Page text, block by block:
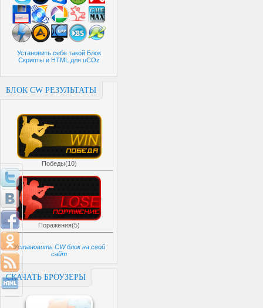
Установить себе такой Блок
Скрипты и HTML для uCOz
БЛОК CW РЕЗУЛЬТАТЫ
Победы(10)
Поражения(5)
Установить CW блок на свой
сайт
СКАЧАТЬ БРОУЗЕРЫ